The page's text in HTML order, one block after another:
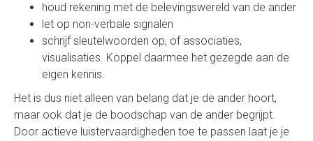
houd rekening met de belevingswereld van de ander
let op non-verbale signalen
schrijf sleutelwoorden op, of associaties,
visualisaties. Koppel daarmee het gezegde aan de
eigen kennis.
Het is dus niet alleen van belang dat je de ander hoort,
maar ook dat je de boodschap van de ander begrijpt.
Door actieve luistervaardigheden toe te passen laat je je